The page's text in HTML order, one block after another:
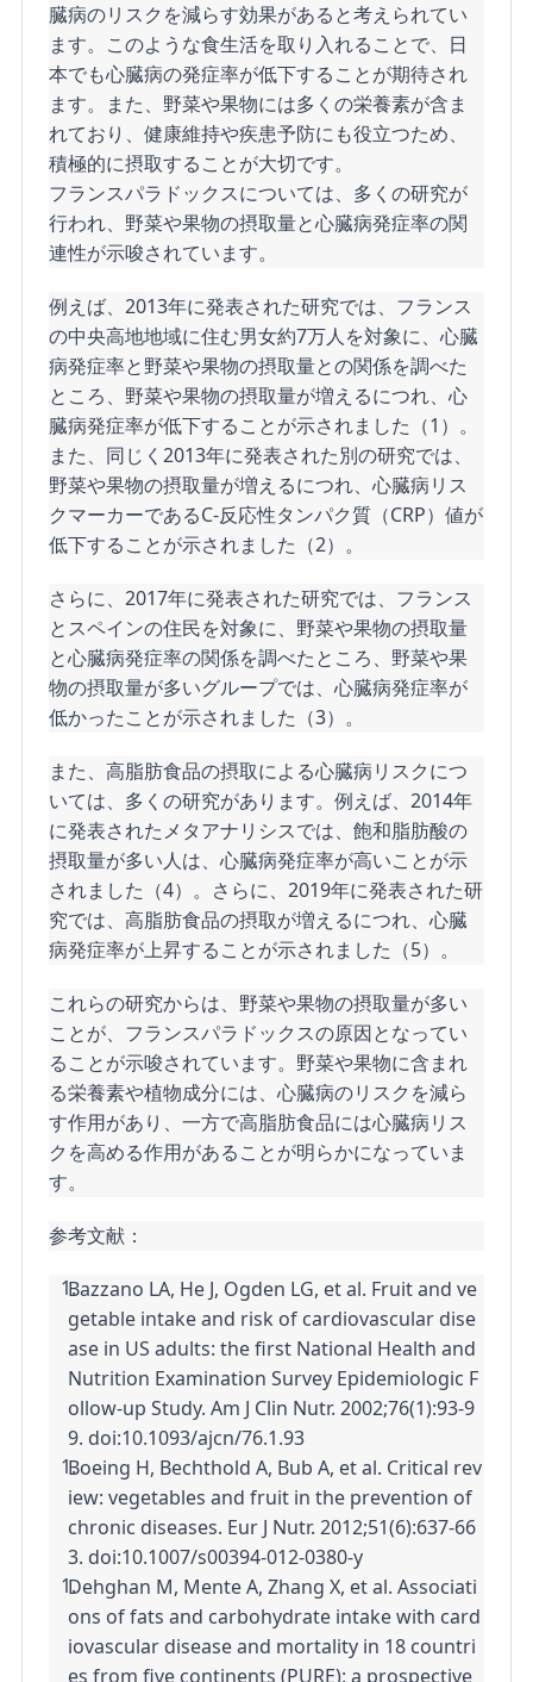
臓病のリスクを減らす効果があると考えられてい
ます。このような食生活を取り入れることで、日
本でも心臓病の発症率が低下することが期待され
ます。また、野菜や果物には多くの栄養素が含ま
れており、健康維持や疾患予防にも役立つため、
積極的に摂取することが大切です。
フランスパラドックスについては、多くの研究が
行われ、野菜や果物の摂取量と心臓病発症率の関
連性が示唆されています。
例えば、2013年に発表された研究では、フランス
の中央高地地域に住む男女約7万人を対象に、心臓
病発症率と野菜や果物の摂取量との関係を調べた
ところ、野菜や果物の摂取量が増えるにつれ、心
臓病発症率が低下することが示されました（1）。
また、同じく2013年に発表された別の研究では、
野菜や果物の摂取量が増えるにつれ、心臓病リス
クマーカーであるC-反応性タンパク質（CRP）値が
低下することが示されました（2）。
さらに、2017年に発表された研究では、フランス
とスペインの住民を対象に、野菜や果物の摂取量
と心臓病発症率の関係を調べたところ、野菜や果
物の摂取量が多いグループでは、心臓病発症率が
低かったことが示されました（3）。
また、高脂肪食品の摂取による心臓病リスクにつ
いては、多くの研究があります。例えば、2014年
に発表されたメタアナリシスでは、飽和脂肪酸の
摂取量が多い人は、心臓病発症率が高いことが示
されました（4）。さらに、2019年に発表された研
究では、高脂肪食品の摂取が増えるにつれ、心臓
病発症率が上昇することが示されました（5）。
これらの研究からは、野菜や果物の摂取量が多い
ことが、フランスパラドックスの原因となってい
ることが示唆されています。野菜や果物に含まれ
る栄養素や植物成分には、心臓病のリスクを減ら
す作用があり、一方で高脂肪食品には心臓病リス
クを高める作用があることが明らかになっていま
す。
参考文献：
Bazzano LA, He J, Ogden LG, et al. Fruit and ve
getable intake and risk of cardiovascular dise
ase in US adults: the first National Health and
Nutrition Examination Survey Epidemiologic F
ollow-up Study. Am J Clin Nutr. 2002;76(1):93-9
9. doi:10.1093/ajcn/76.1.93
Boeing H, Bechthold A, Bub A, et al. Critical rev
iew: vegetables and fruit in the prevention of
chronic diseases. Eur J Nutr. 2012;51(6):637-66
3. doi:10.1007/s00394-012-0380-y
Dehghan M, Mente A, Zhang X, et al. Associati
ons of fats and carbohydrate intake with card
iovascular disease and mortality in 18 countri
es from five continents (PURE): a prospective